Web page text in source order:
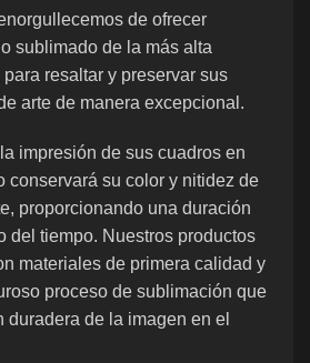
de ofrecer
sublimado de la más alta
resaltar y preservar sus
arte de manera excepcional.
impresión de sus cuadros en
conservará su color y nitidez de
proporcionando una duración
del tiempo. Nuestros productos
materiales de primera calidad y
proceso de sublimación que
de la imagen en el